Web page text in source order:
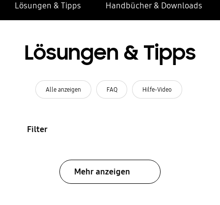
Lösungen & Tipps Handbücher & Downloads
Lösungen & Tipps
Alle anzeigen FAQ Hilfe-Video
Filter
Mehr anzeigen